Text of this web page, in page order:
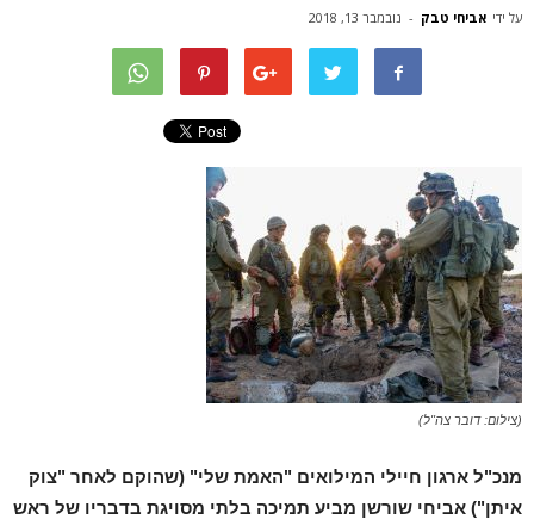
על ידי אביחי טבק - נובמבר 13, 2018
(צילום: דובר צה"ל)
מנכ"ל ארגון חיילי המילואים "האמת שלי" (שהוקם לאחר "צוק
איתן") אביחי שורשן מביע תמיכה בלתי מסויגת בדבריו של ראש